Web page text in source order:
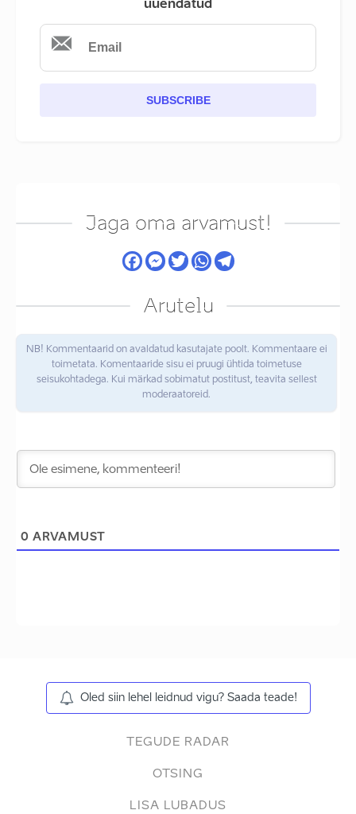
uuendatud
SUBSCRIBE
Jaga oma arvamust!
Arutelu
NB! Kommentaarid on avaldatud kasutajate poolt. Kommentaare ei
toimetata. Komentaaride sisu ei pruugi ühtida toimetuse
seisukohtadega. Kui märkad sobimatut postitust, teavita sellest
moderaatoreid.
0 ARVAMUST
Oled siin lehel leidnud vigu? Saada teade!
TEGUDE RADAR
OTSING
LISA LUBADUS